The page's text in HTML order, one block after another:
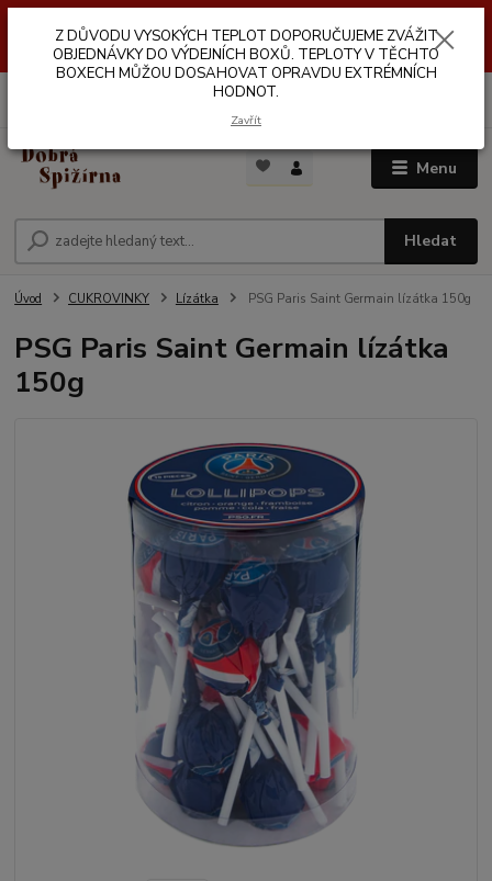
VÝDEJNÍCH BOXŮ. TEPLOTA V TĚCHTO BOXECH MŮŽE DOSAHOVAT
OPRAVDU EXTRÉMNÍCH HODNOT.
Menu
Hledat
Úvod CUKROVINKY Lízátka PSG Paris Saint Germain lízátka 150g
PSG Paris Saint Germain lízátka
150g
Z DŮVODU VYSOKÝCH TEPLOT DOPORUČUJEME ZVÁŽIT
OBJEDNÁVKY DO VÝDEJNÍCH BOXŮ. TEPLOTY V TĚCHTO
BOXECH MŮŽOU DOSAHOVAT OPRAVDU EXTRÉMNÍCH
HODNOT.
Zavřít